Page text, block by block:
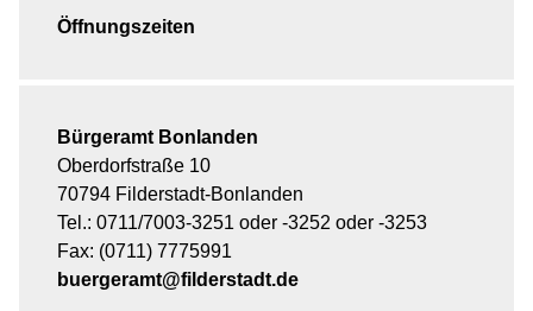
Öffnungszeiten
Bürgeramt Bonlanden
Oberdorfstraße 10
70794 Filderstadt-Bonlanden
Tel.: 0711/7003-3251 oder -3252 oder -3253
Fax: (0711) 7775991
buergeramt@filderstadt.de